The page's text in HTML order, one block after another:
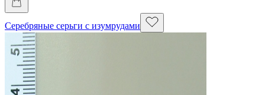
Серебряные серьги с изумрудами